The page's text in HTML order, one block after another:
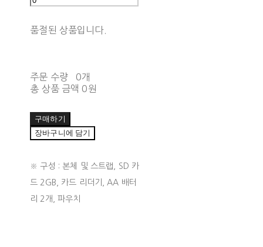
품절된 상품입니다.
주문 수량
0개
총 상품 금액 0원
구매하기
장바구니에 담기
※ 구성 : 본체 및 스트랩, SD 카
드 2GB, 카드 리더기, AA 배터
리 2개, 파우치